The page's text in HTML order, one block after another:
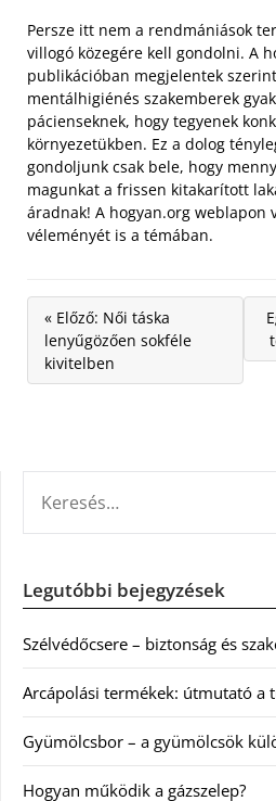
Persze itt nem a rendmániások
villogó közegére kell gondolni. A
publikációban megjelentek
mentálhigiénés szakemberek
pácienseknek, hogy tegyenek
környezetükben. Ez a dolog
gondoljunk csak bele, hogy
magunkat a frissen kitakarított
áradnak! A hogyan.org weblapon
véleményét is a témában.
« Előző: Női táska
lenyűgözően sokféle
kivitelben
Legutóbbi bejegyzések
Szélvédőcsere – biztonság és
Arcápolási termékek: útmutató a
Gyümölcsbor – a gyümölcsök
Hogyan működik a gázszelep?